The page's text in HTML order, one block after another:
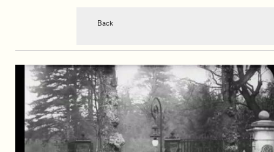
Back